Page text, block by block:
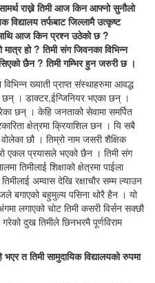
सामर्थ राख्ने तिमी आज किन आफ्नो सुनौलो
विद्यालय तर्फबाट जिल्लामै उत्कृष्ट
आज किन प्रश्न उठेको छ ?
हो ? तिमी संग जिवनका विभिन्न
छैन ? तिमी गम्भिर हुन जरुरी छ ।
ख्याती प्राप्त संस्थाहरुमा आवद्ध
। डाक्टर,ईन्जिनियर भएका छन् ।
छन् । केहि जनताको सेवामा समर्पित
क्षेत्रमा क्रियाशिल छन । यि सबै
छौ । तिम्रो नाम जसरी शैक्षिक
एकल प्रयासले भएको छैन । तिमी संग
तिमीलाई शिक्षाको क्षेत्रमा पाईला
अम्वास देखि रक्षाचौर सम्म ल्याउन
बगाएको बहुमुल्य पसिना थोरै हैन । यो
लगाएको चोट तिमी कसरी विर्सन सक्छौ
दुख तिमीले छिनभरमै पूर्णविराम
भएर त तिमी सामुदायिक विद्यालयको रुपमा